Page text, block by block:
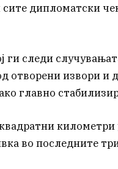
дипломатски
ги следи
отворени извори и
главно
километри
во последните